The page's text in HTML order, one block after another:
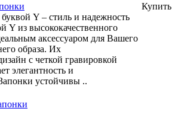
Y – стиль и надежность
Y из высококачественного
аксессуаром для Вашего
образа. Их
с четкой гравировкой
элегантность и
устойчивы ..
Купить